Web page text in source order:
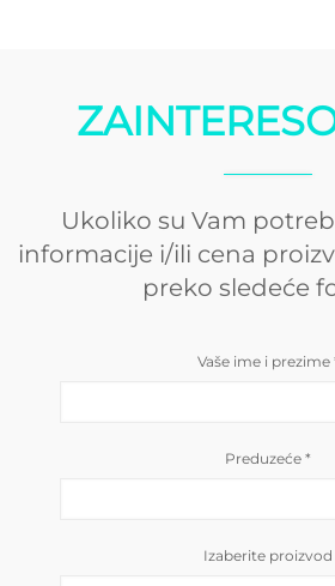
Ukoliko su Vam
informacije i/ili cena
preko sledeće
Vaše ime i prezime
Preduzeće *
Izaberite proizvod